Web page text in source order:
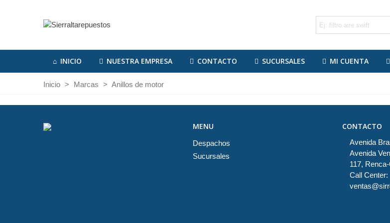
INICIO NUESTRA EMPRESA CONTACTO SUCURSALES MI CUENTA
Inicio > Marcas > Anillos de motor
MENU
Despachos
Sucursales
CONTACTO
Avenida
Avenida
117,
Call